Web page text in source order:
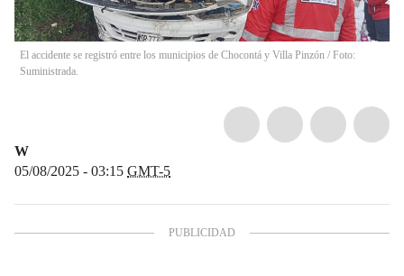
El accidente se registró entre los municipios de Chocontá y Villa Pinzón / Foto:
Suministrada.
W
05/08/2025 - 03:15 GMT-5